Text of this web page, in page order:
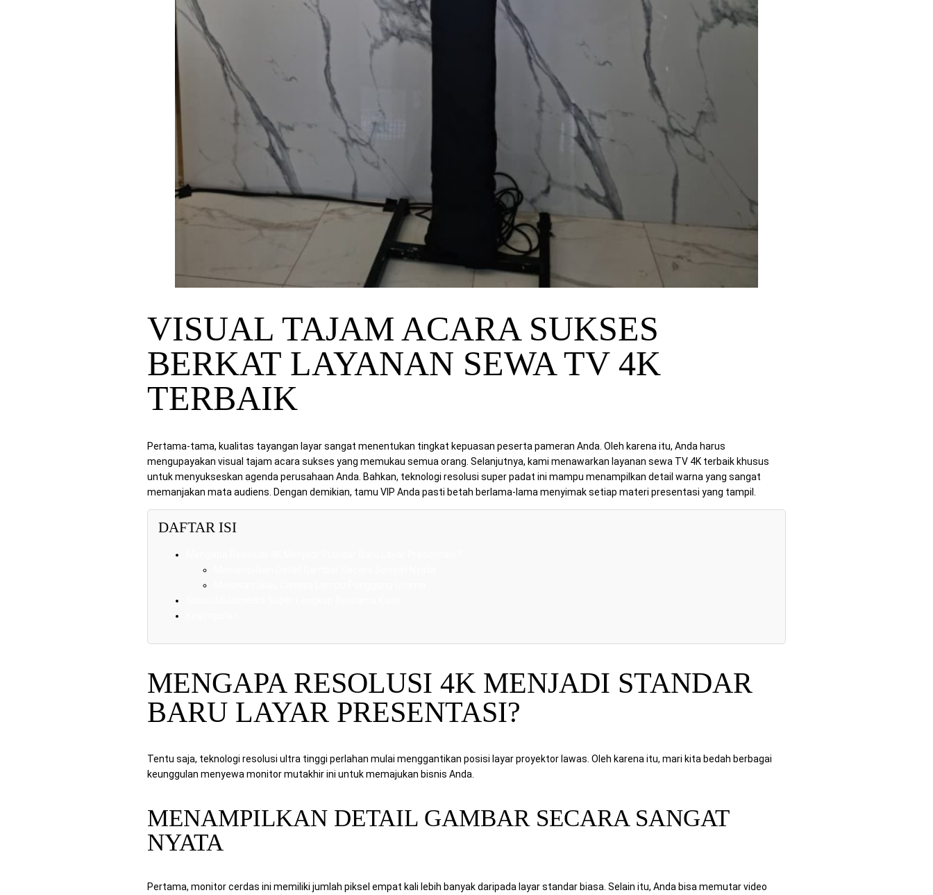
VISUAL TAJAM ACARA SUKSES
BERKAT LAYANAN SEWA TV 4K
TERBAIK
Pertama-tama, kualitas tayangan layar sangat menentukan tingkat kepuasan peserta pameran Anda. Oleh karena itu, Anda harus
mengupayakan visual tajam acara sukses yang memukau semua orang. Selanjutnya, kami menawarkan layanan sewa TV 4K terbaik khusus
untuk menyukseskan agenda perusahaan Anda. Bahkan, teknologi resolusi super padat ini mampu menampilkan detail warna yang sangat
memanjakan mata audiens. Dengan demikian, tamu VIP Anda pasti betah berlama-lama menyimak setiap materi presentasi yang tampil.
DAFTAR ISI
MENGAPA RESOLUSI 4K MENJADI STANDAR
BARU LAYAR PRESENTASI?
Tentu saja, teknologi resolusi ultra tinggi perlahan mulai menggantikan posisi layar proyektor lawas. Oleh karena itu, mari kita bedah berbagai
keunggulan menyewa monitor mutakhir ini untuk memajukan bisnis Anda.
MENAMPILKAN DETAIL GAMBAR SECARA SANGAT
NYATA
Pertama, monitor cerdas ini memiliki jumlah piksel empat kali lebih banyak daripada layar standar biasa. Selain itu, Anda bisa memutar video